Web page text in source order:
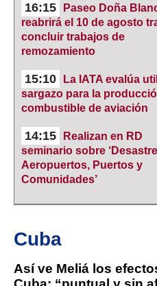
16:15
Paseo Doña
reabrirá el 10 de agosto
concluir trabajos de
remozamiento
15:10
La IATA evalúa
sargazo para la
combustible de aviación
14:15
Realizan en RD
seminario sobre
Aeropuertos, Puertos y
Comunidades’
Cuba
Así ve Meliá los